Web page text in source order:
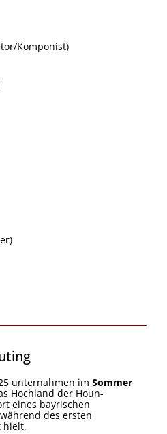
Komponist)
unternahmen im Sommer
Hochland der Houn-
eines bayrischen
des ersten
hielt.